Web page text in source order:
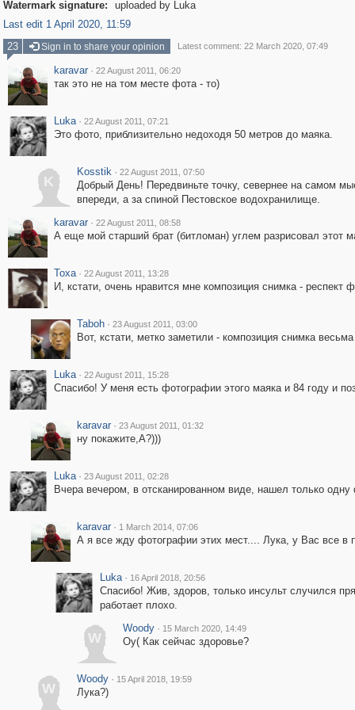
Watermark signature:
uploaded by Luka
Last edit 1 April 2020, 11:59
23
Sign in to share your opinion Latest comment: 22 March 2020, 07:49
karavar · 22 August 2011, 06:20
так это не на том месте фота - то)
Luka · 22 August 2011, 07:21
Это фото, приблизительно недоходя 50 метров до маяка.
K
Kosstik · 22 August 2011, 07:50
Добрый День! Передвиньте точку, севернее на самом
впереди, а за спиной Пестовское водохранилище.
karavar · 22 August 2011, 08:58
А еще мой старший брат (битломан) углем разрисовал этот
Toxa · 22 August 2011, 13:28
И, кстати, очень нравится мне композиция снимка - респект
Taboh · 23 August 2011, 03:00
Вот, кстати, метко заметили - композиция снимка
Luka · 22 August 2011, 15:28
Спасибо! У меня есть фотографии этого маяка и 84 году и
karavar · 23 August 2011, 01:32
ну покажите,А?)))
Luka · 23 August 2011, 02:28
Вчера вечером, в отсканированном виде, нашел только
karavar · 1 March 2014, 07:06
А я все жду фотографии этих мест.... Лука, у Вас все в
Luka · 16 April 2018, 20:56
Спасибо! Жив, здоров, только инсульт случился
работает плохо.
W
Woody · 15 March 2020, 14:49
Оу( Как сейчас здоровье?
W
Woody · 15 April 2018, 19:59
Лука?)